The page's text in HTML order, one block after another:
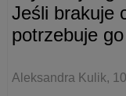
Jeśli brakuje
potrzebuje
Aleksandra Kulik,